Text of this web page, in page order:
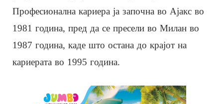
Професионална кариера ја започна во Ајакс во
1981 година, пред да се пресели во Милан во
1987 година, каде што остана до крајот на
кариерата во 1995 година.